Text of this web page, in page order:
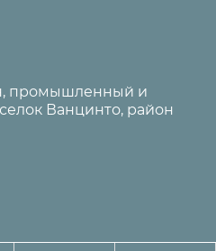
промышленный и
Ванцинто, район